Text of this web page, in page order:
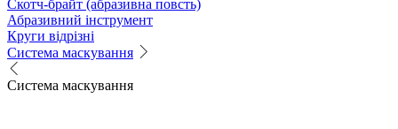
Скотч-брайт (абразивна повсть)
Абразивний інструмент
Круги відрізні
Система маскування
Система маскування